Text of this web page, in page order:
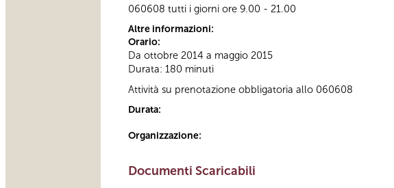
060608 tutti i giorni ore 9.00 - 21.00
Altre informazioni:
Orario:
Da ottobre 2014 a maggio 2015
Durata: 180 minuti
Attività su prenotazione obbligatoria allo 060608
Durata:
Organizzazione:
Documenti Scaricabili